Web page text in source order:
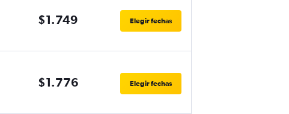
$1.749 Elegir fechas
$1.776 Elegir fechas